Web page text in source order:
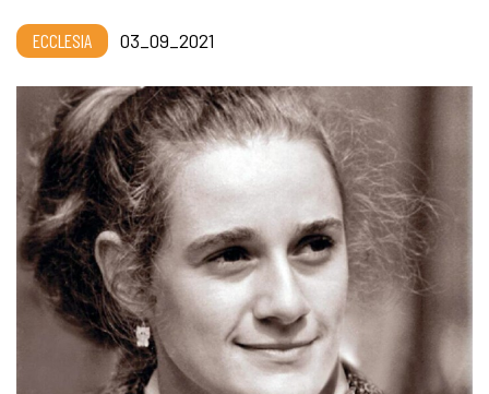
ECCLESIA 03_09_2021